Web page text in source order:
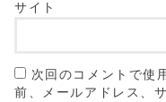
サイト
次回のコメントで使
前、メールアドレス、